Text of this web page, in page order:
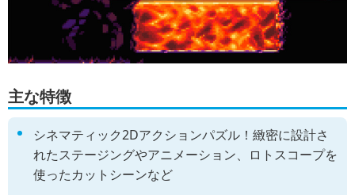
主な特徴
シネマティック2Dアクションパズル！緻密に設計さ
れたステージングやアニメーション、ロトスコープを
使ったカットシーンなど